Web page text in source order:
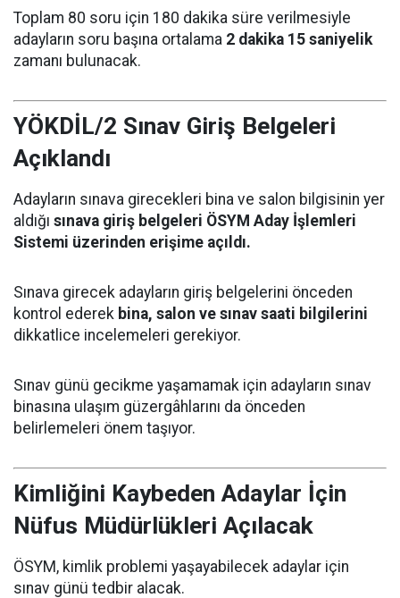
Toplam 80 soru için 180 dakika süre verilmesiyle
adayların soru başına ortalama 2 dakika 15 saniyelik
zamanı bulunacak.
YÖKDİL/2 Sınav Giriş Belgeleri
Açıklandı
Adayların sınava girecekleri bina ve salon bilgisinin yer
aldığı sınava giriş belgeleri ÖSYM Aday İşlemleri
Sistemi üzerinden erişime açıldı.
Sınava girecek adayların giriş belgelerini önceden
kontrol ederek bina, salon ve sınav saati bilgilerini
dikkatlice incelemeleri gerekiyor.
Sınav günü gecikme yaşamamak için adayların sınav
binasına ulaşım güzergâhlarını da önceden
belirlemeleri önem taşıyor.
Kimliğini Kaybeden Adaylar İçin
Nüfus Müdürlükleri Açılacak
ÖSYM, kimlik problemi yaşayabilecek adaylar için
sınav günü tedbir alacak.